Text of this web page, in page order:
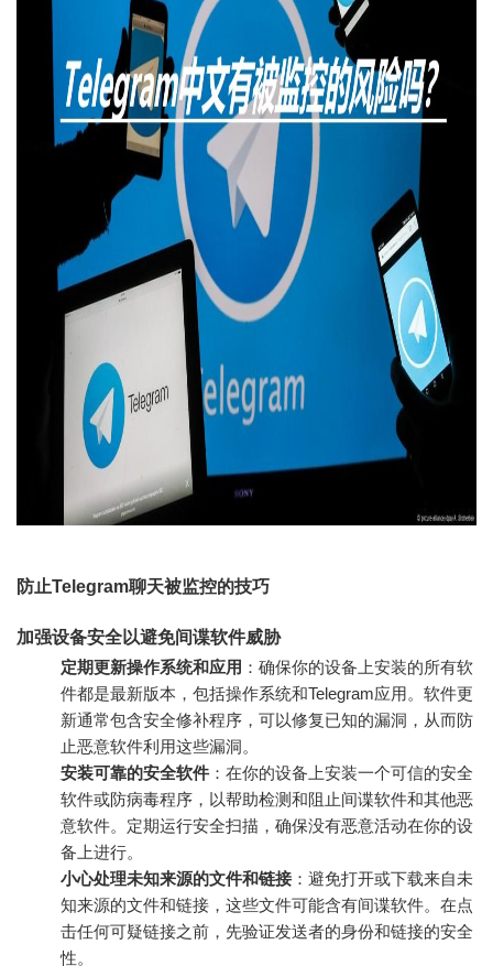
防止Telegram聊天被监控的技巧
加强设备安全以避免间谍软件威胁
定期更新操作系统和应用 ：确保你的设备上安装的所有软
件都是最新版本，包括操作系统和Telegram应用。软件更
新通常包含安全修补程序，可以修复已知的漏洞，从而防
止恶意软件利用这些漏洞。
安装可靠的安全软件 ：在你的设备上安装一个可信的安全
软件或防病毒程序，以帮助检测和阻止间谍软件和其他恶
意软件。定期运行安全扫描，确保没有恶意活动在你的设
备上进行。
小心处理未知来源的文件和链接 ：避免打开或下载来自未
知来源的文件和链接，这些文件可能含有间谍软件。在点
击任何可疑链接之前，先验证发送者的身份和链接的安全
性。